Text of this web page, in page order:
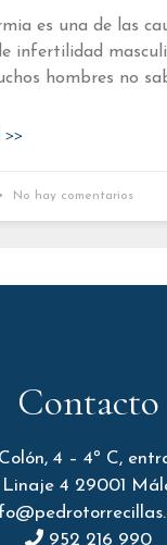
es una de las
infertilidad
hombres no
No hay comentarios
Contacto
4 – 4º C,
4 29001
952 216 990